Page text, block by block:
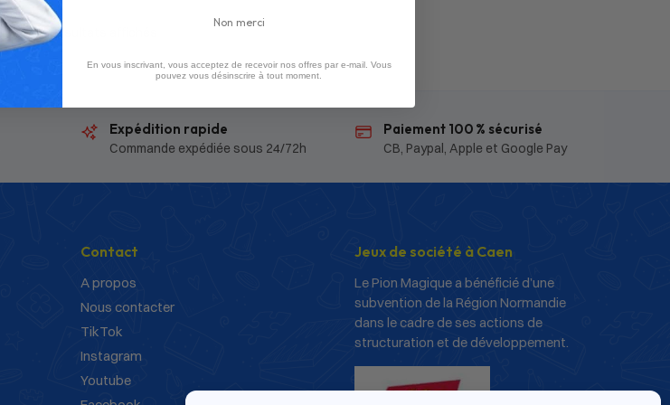
3 résultats affichés
Expédition rapide
Commande expédiée sous 24/72h
Paiement 100 % sécurisé
CB, Paypal, Apple et Google Pay
Contact
A propos
Nous contacter
TikTok
Instagram
Youtube
Jeux de société à Caen
Le Pion Magique a bénéficié d’une
subvention de la Région Normandie
dans le cadre de ses actions de
structuration et de développement.
Non merci
En vous inscrivant, vous acceptez de recevoir nos offres par e-mail. Vous
pouvez vous désinscrire à tout moment.